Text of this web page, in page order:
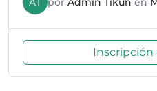
Inscripción